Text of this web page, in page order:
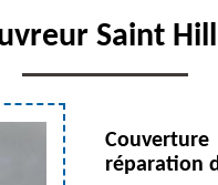
Saint
réparation